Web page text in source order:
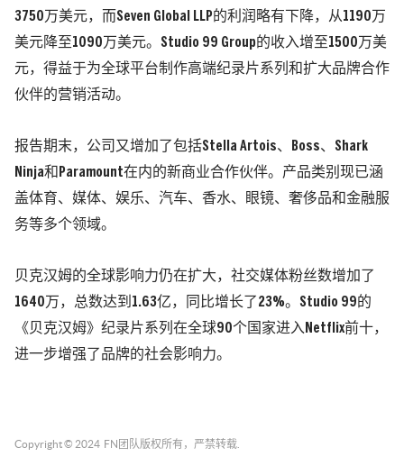
3750万美元，而Seven Global LLP的利润略有下降，从1190万
美元降至1090万美元。Studio 99 Group的收入增至1500万美
元，得益于为全球平台制作高端纪录片系列和扩大品牌合作
伙伴的营销活动。
报告期末，公司又增加了包括Stella Artois、Boss、Shark
Ninja和Paramount在内的新商业合作伙伴。产品类别现已涵
盖体育、媒体、娱乐、汽车、香水、眼镜、奢侈品和金融服
务等多个领域。
贝克汉姆的全球影响力仍在扩大，社交媒体粉丝数增加了
1640万，总数达到1.63亿，同比增长了23%。Studio 99的
《贝克汉姆》纪录片系列在全球90个国家进入Netflix前十，
进一步增强了品牌的社会影响力。
Copyright © 2024 FN团队 版权所有，严禁转载.